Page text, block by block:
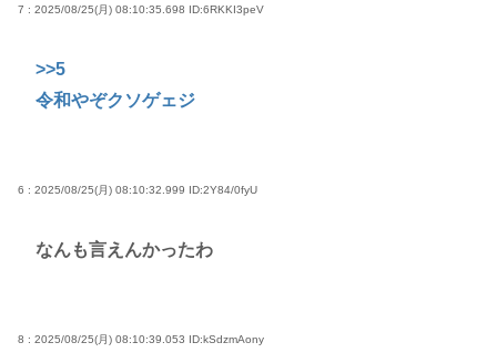
7 : 2025/08/25(月) 08:10:35.698 ID:6RKKI3peV
>>5
令和やぞクソゲェジ
6 : 2025/08/25(月) 08:10:32.999 ID:2Y84/0fyU
なんも言えんかったわ
8 : 2025/08/25(月) 08:10:39.053 ID:kSdzmAony